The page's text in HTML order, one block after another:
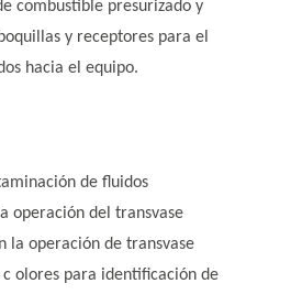
combustible presurizado y
y receptores para el
hacia el equipo.
de fluidos
operación del transvase
la operación de transvase
c olores para identificación de